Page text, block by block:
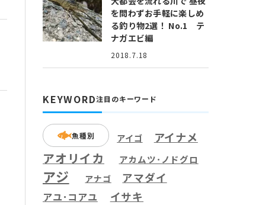
を問わずお手軽に楽しめ
る釣り物2選！ No.1 テ
ナガエビ編
2018.7.18
KEYWORD注目のキーワード
魚種別 アイゴ アイナメ
アオリイカ アカムツ･ノドグロ
アジ アナゴ アマダイ
アユ･コアユ イサキ